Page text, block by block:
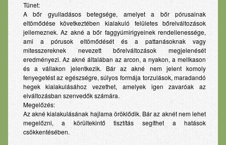
Dermokozmetikumok
Babaápolási termékek
Fog- és szájápolás
Lexikon
Betegségek
Gyógyszerinfo
Kérdezzen
Tünet:
A bőr gyulladásos betegsége, amelyet a bőr pórusainak
eltömődése következtében kialakuló felületes bőrelváltozások
jellemeznek. Az akné a bőr faggyúmirigyeinek rendellenessége,
ami a pórusok eltömődését és a pattanásoknak vagy
mitesszereknek nevezett bőrelváltozások megjelenését
eredményezi. Az akné általában az arcon, a nyakon, a mellkason
és a vállakon jelentkezik. Bár az akné nem jelent komoly
fenyegetést az egészségre, súlyos formája torzulások, maradandó
hegek kialakulásához vezethet, amelyek igen zavaróak az
elváltozásban szenvedők számára.
Megelőzés:
Az akné kialakulásának hajlama öröklődik. Bár az aknét nem lehet
megelőzni, a körültekintő tisztítás segíthet a hatások
csökkentésében.